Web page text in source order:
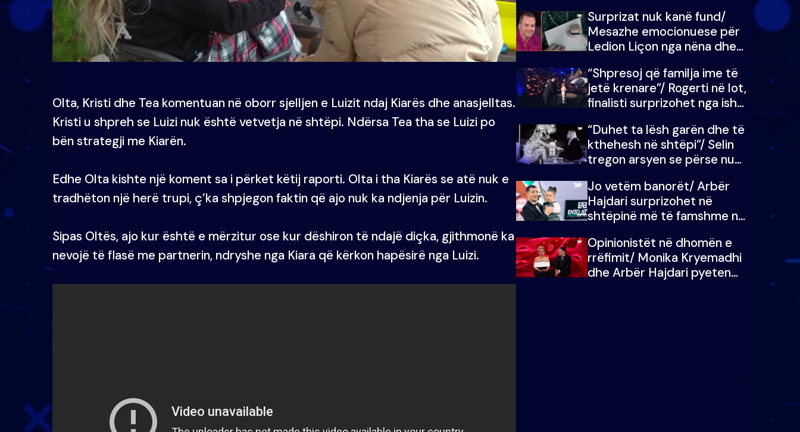
Olta, Kristi dhe Tea komentuan në oborr sjelljen e Luizit ndaj Kiarës dhe anasjelltas.
Kristi u shpreh se Luizi nuk është vetvetja në shtëpi. Ndërsa Tea tha se Luizi po
bën strategji me Kiarën.
Edhe Olta kishte një koment sa i përket këtij raporti. Olta i tha Kiarës se atë nuk e
tradhëton një herë trupi, ç’ka shpjegon faktin që ajo nuk ka ndjenja për Luizin.
Sipas Oltës, ajo kur është e mërzitur ose kur dëshiron të ndajë diçka, gjithmonë ka
nevojë të flasë me partnerin, ndryshe nga Kiara që kërkon hapësirë nga Luizi.
mungojë zilja e mëngjesit
kur…
Surprizat nuk kanë fund/
Mesazhe emocionuese për
Ledion Liçon nga nëna dhe
i mban dot lotët: Nuk
meritoj…
“Shpresoj që familja ime të
jetë krenare”/ Rogerti në lot,
finalisti surprizohet nga ish-
“Duhet ta lësh garën dhe të
kthehesh në shtëpi”/ Selin
tregon arsyen se përse nuk
Doja ta çoja luftën time deri
në fund
Jo vetëm banorët/ Arbër
Hajdari surprizohet në
shtëpinë më të famshme në
me vajzën e tij
Opinionistët në dhomën e
rrëfimit/ Monika Kryemadhi
dhe Arbër Hajdari pyeten